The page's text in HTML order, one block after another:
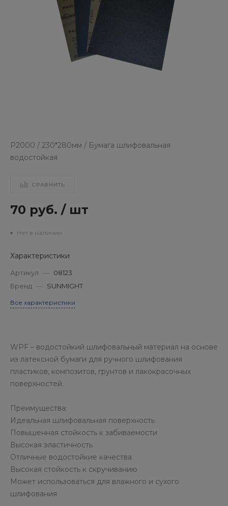
Р2000 / 230*280мм / Бумага шлифовальная
водостойкая
СРАВНИТЬ
70 руб. / шт
Нет в наличии
Характеристики
Артикул — 08123
Бренд — SUNMIGHT
Все характеристики
WPF – водостойкий шлифовальный материал на основе
из латексной бумаги для ручного шлифования
пластиков, композитов, грунтов и лакокрасочных
поверхностей.
Преимущества:
Идеальная шлифовальная поверхность
Повышенная стойкость к забиваемости
Высокая эластичность
Отличные водостойкие качества
Высокая стойкость к скручиванию
Может использоваться для влажного и сухого
шлифования